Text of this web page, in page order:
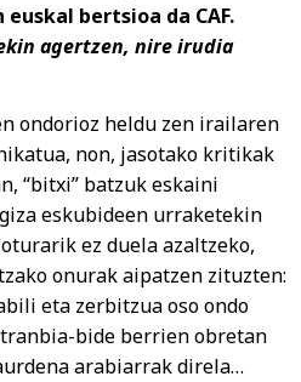
bertsioa da CAF.
agertzen, nire irudia
ondorioz heldu zen irailaren
non, jasotako kritikak
“bitxi” batzuk eskaini
eskubideen urraketekin
ez duela azaltzeko,
onurak aipatzen zituzten:
eta zerbitzua oso ondo
bide berrien obretan
arabiarrak direla…